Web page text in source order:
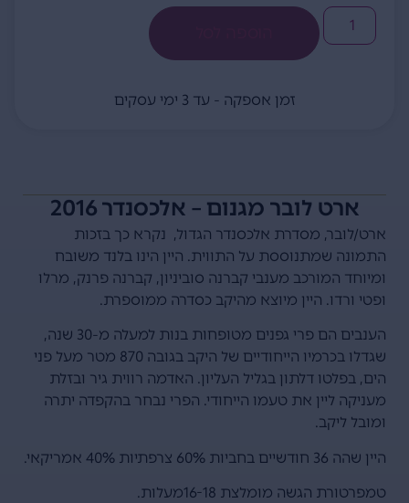
זמן אספקה - עד 3 ימי עסקים
ארט לובר מגנום – אלכסנדר 2016
ארט/לובר, מסדרת אלכסנדר הגדול, נקרא כך בזכות
התמונה שמתנוססת על התווית. היין הינו בלנד משובח
ומיוחד המורכב מענבי קברנה סוביניון, קברנה פרנק, מרלו
ופטי ורדו. היין מיוצא מהיקב כסדרה ממוספרת.
הענבים הם פרי גפנים מטופחות בנות למעלה מ-30 שנה,
שגדלו בכרמיו הייחודיים של היקב בגובה 870 מטר מעל פני
הים, בפלטו דלתון בגליל העליון. האדמה רווית גיר ובזלת
מעניקה ליין את טעמו הייחודי. הפרי נבחר בהקפדה יתרה
ומובל ליקב.
היין שהה 36 חודשיים בחביות 60% צרפתיות 40% אמריקאי.
טמפרטורת הגשה מומלצת 16-18מעלות.